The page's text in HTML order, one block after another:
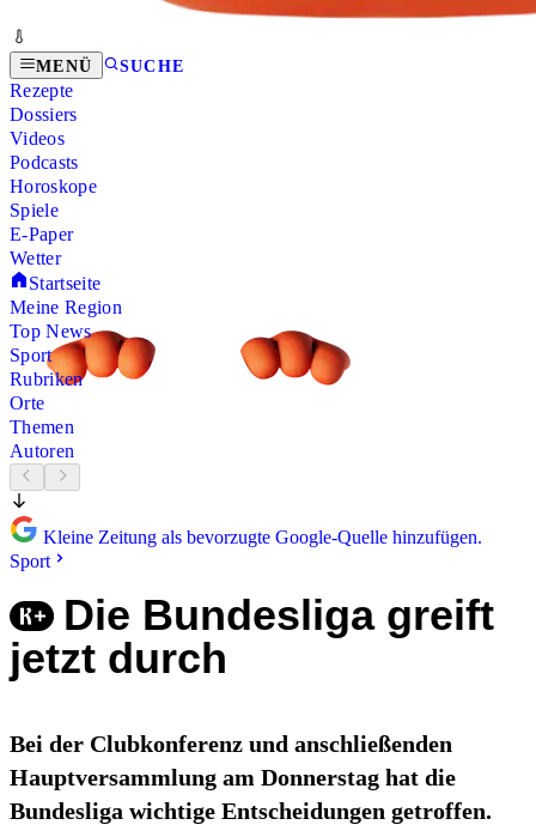
MENÜ SUCHE
Rezepte
Dossiers
Videos
Podcasts
Horoskope
Spiele
E-Paper
Wetter
Startseite
Meine Region
Top News
Sport
Rubriken
Orte
Themen
Autoren
Kleine Zeitung als bevorzugte Google-Quelle hinzufügen.
Sport
Die Bundesliga greift
jetzt durch
Bei der Clubkonferenz und anschließenden
Hauptversammlung am Donnerstag hat die
Bundesliga wichtige Entscheidungen getroffen.